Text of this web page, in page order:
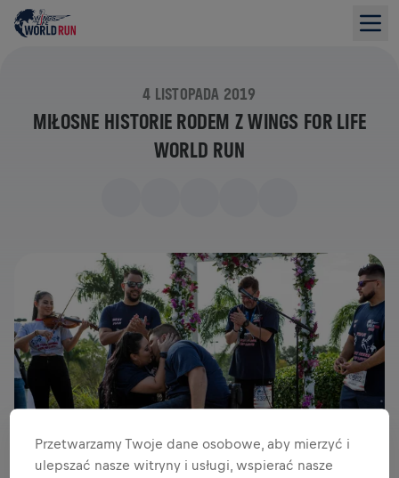
4 LISTOPADA 2019
MIŁOSNE HISTORIE RODEM Z WINGS FOR LIFE
WORLD RUN
Przetwarzamy Twoje dane osobowe, aby mierzyć i
ulepszać nasze witryny i usługi, wspierać nasze